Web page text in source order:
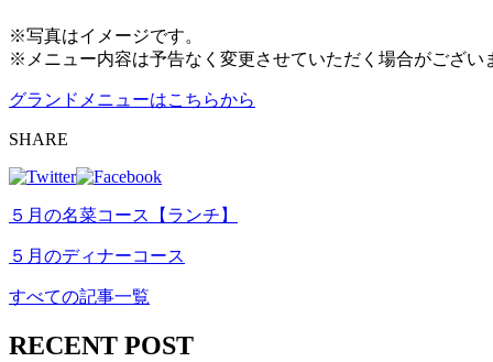
※写真はイメージです。
※メニュー内容は予告なく変更させていただく場合がござい
グランドメニューはこちらから
SHARE
５月の名菜コース【ランチ】
５月のディナーコース
すべての記事一覧
RECENT POST